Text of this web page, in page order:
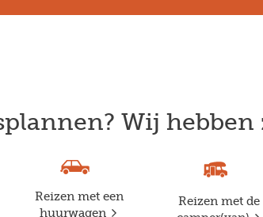
Wij
Reizen met een
huurwagen
Reizen met de